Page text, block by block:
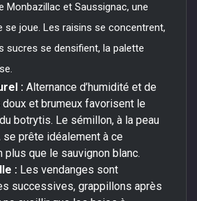
Monbazillac et Saussignac, une
se joue. Les raisins se concentrent,
sucres se densifient, la palette
: Alternance d’humidité et de
et brumeux favorisent le
botrytis. Le sémillon, à la peau
prête idéalement à ce
plus que le sauvignon blanc.
: Les vendanges sont
successives, grappillons après